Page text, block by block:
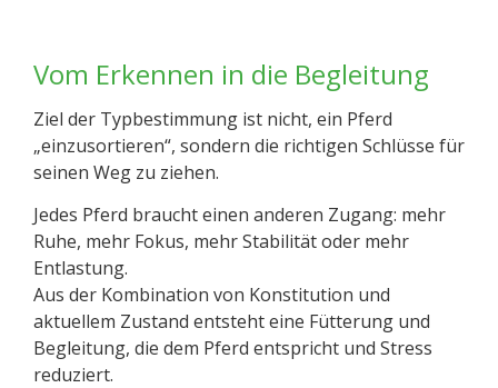
Vom Erkennen in die Begleitung
Ziel der Typbestimmung ist nicht, ein Pferd
„einzusortieren“, sondern die richtigen Schlüsse für
seinen Weg zu ziehen.
Jedes Pferd braucht einen anderen Zugang: mehr
Ruhe, mehr Fokus, mehr Stabilität oder mehr
Entlastung.
Aus der Kombination von Konstitution und
aktuellem Zustand entsteht eine Fütterung und
Begleitung, die dem Pferd entspricht und Stress
reduziert.